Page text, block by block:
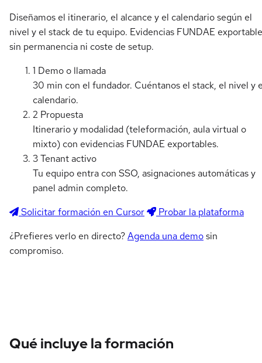
Diseñamos el itinerario, el alcance y el calendario según el
nivel y el stack de tu equipo. Evidencias FUNDAE
sin permanencia ni coste de setup.
1 Demo o llamada
30 min con el fundador. Cuéntanos el stack, el nivel y
calendario.
2 Propuesta
Itinerario y modalidad (teleformación, aula virtual o
mixto) con evidencias FUNDAE exportables.
3Tenant activo
Tu equipo entra con SSO, asignaciones automáticas y
panel admin completo.
Solicitar formación en Cursor
Probar la plataforma
¿Prefieres verlo en directo?Agenda una demosin
compromiso.
Qué incluye la formación